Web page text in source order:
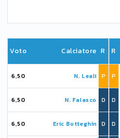
Voto Calciatore R
6,50 N. Leali P
6,50 N. Falasco D
6,50 Eric Botteghin D
R
P
D
D